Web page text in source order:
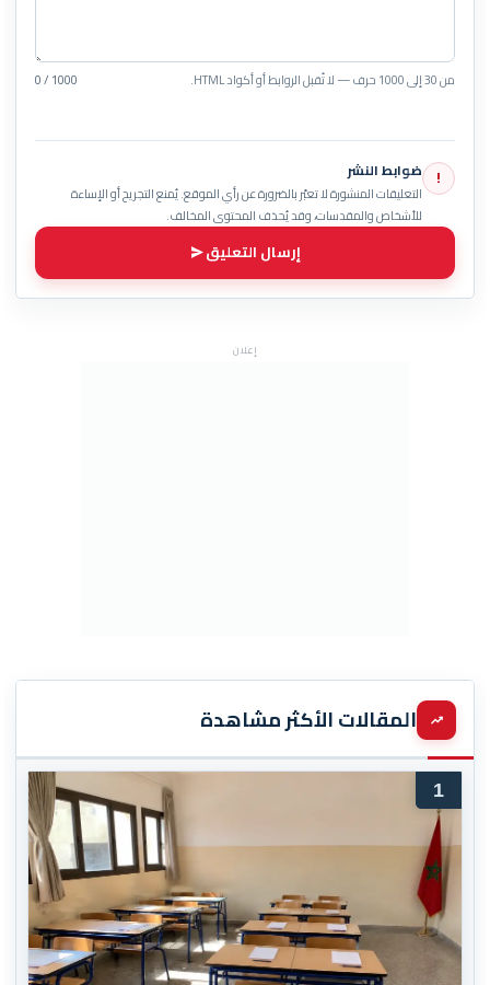
من 30 إلى 1000 حرف — لا تُقبل الروابط أو أكواد HTML. 0 / 1000
! ضوابط النشر
التعليقات المنشورة لا تعبّر بالضرورة عن رأي الموقع. يُمنع التجريح أو الإساءة
للأشخاص والمقدسات، وقد يُحذف المحتوى المخالف.
إرسال التعليق
إعلان
المقالات الأكثر مشاهدة
1